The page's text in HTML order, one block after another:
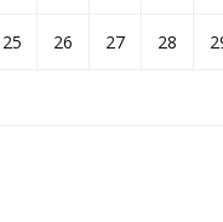
25 26 27 28